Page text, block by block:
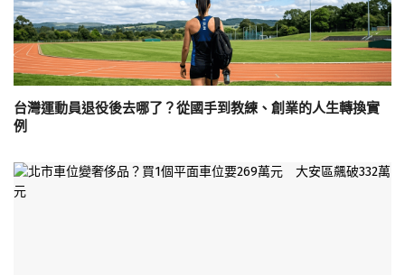
台灣運動員退役後去哪了？從國手到教練、創業的人生轉換實
例